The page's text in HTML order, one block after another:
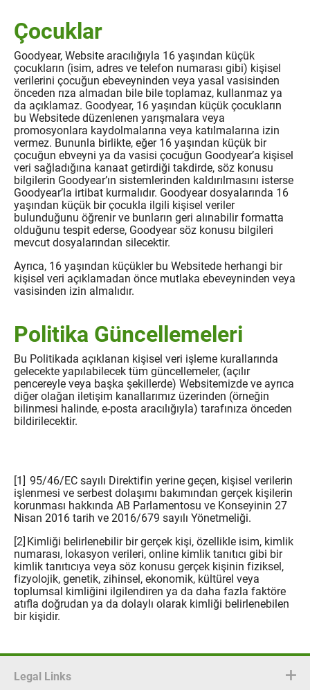
Çocuklar
Goodyear, Website aracılığıyla 16 yaşından küçük
çocukların (isim, adres ve telefon numarası gibi) kişisel
verilerini çocuğun ebeveyninden veya yasal vasisinden
önceden rıza almadan bile bile toplamaz, kullanmaz ya
da açıklamaz. Goodyear, 16 yaşından küçük çocukların
bu Websitede düzenlenen yarışmalara veya
promosyonlara kaydolmalarına veya katılmalarına izin
vermez. Bununla birlikte, eğer 16 yaşından küçük bir
çocuğun ebveyni ya da vasisi çocuğun Goodyear’a kişisel
veri sağladığına kanaat getirdiği takdirde, söz konusu
bilgilerin Goodyear’ın sistemlerinden kaldırılmasını isterse
Goodyear’la irtibat kurmalıdır. Goodyear dosyalarında 16
yaşından küçük bir çocukla ilgili kişisel veriler
bulunduğunu öğrenir ve bunların geri alınabilir formatta
olduğunu tespit ederse, Goodyear söz konusu bilgileri
mevcut dosyalarından silecektir.
Ayrıca, 16 yaşından küçükler bu Websitede herhangi bir
kişisel veri açıklamadan önce mutlaka ebeveyninden veya
vasisinden izin almalıdır.
Politika Güncellemeleri
Bu Politikada açıklanan kişisel veri işleme kurallarında
gelecekte yapılabilecek tüm güncellemeler, (açılır
pencereyle veya başka şekillerde) Websitemizde ve ayrıca
diğer olağan iletişim kanallarımız üzerinden (örneğin
bilinmesi halinde, e-posta aracılığıyla) tarafınıza önceden
bildirilecektir.
[1] 95/46/EC sayılı Direktifin yerine geçen, kişisel verilerin
işlenmesi ve serbest dolaşımı bakımından gerçek kişilerin
korunması hakkında AB Parlamentosu ve Konseyinin 27
Nisan 2016 tarih ve 2016/679 sayılı Yönetmeliği.
[2] Kimliği belirlenebilir bir gerçek kişi, özellikle isim, kimlik
numarası, lokasyon verileri, online kimlik tanıtıcı gibi bir
kimlik tanıtıcıya veya söz konusu gerçek kişinin fiziksel,
fizyolojik, genetik, zihinsel, ekonomik, kültürel veya
toplumsal kimliğini ilgilendiren ya da daha fazla faktöre
atıfla doğrudan ya da dolaylı olarak kimliği belirlenebilen
bir kişidir.
Legal Links